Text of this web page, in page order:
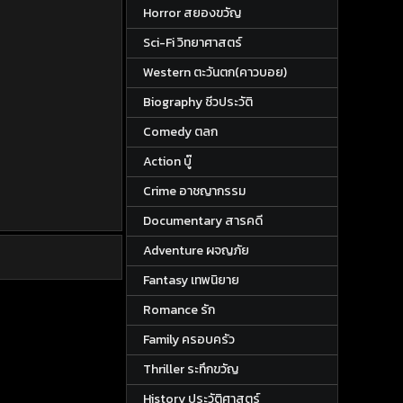
Horror สยองขวัญ
Sci-Fi วิทยาศาสตร์
Western ตะวันตก(คาวบอย)
Biography ชีวประวัติ
Comedy ตลก
Action บู๊
Crime อาชญากรรม
Documentary สารคดี
Adventure ผจญภัย
Fantasy เทพนิยาย
Romance รัก
Family ครอบครัว
Thriller ระทึกขวัญ
History ประวัติศาสตร์